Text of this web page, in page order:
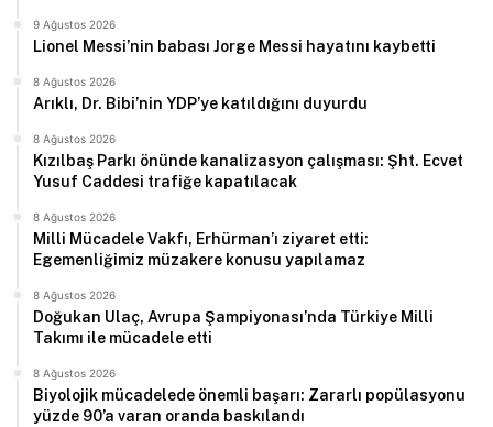
9 Ağustos 2026
Lionel Messi’nin babası Jorge Messi hayatını kaybetti
8 Ağustos 2026
Arıklı, Dr. Bibi’nin YDP’ye katıldığını duyurdu
8 Ağustos 2026
Kızılbaş Parkı önünde kanalizasyon çalışması: Şht. Ecvet
Yusuf Caddesi trafiğe kapatılacak
8 Ağustos 2026
Milli Mücadele Vakfı, Erhürman’ı ziyaret etti:
Egemenliğimiz müzakere konusu yapılamaz
8 Ağustos 2026
Doğukan Ulaç, Avrupa Şampiyonası’nda Türkiye Milli
Takımı ile mücadele etti
8 Ağustos 2026
Biyolojik mücadelede önemli başarı: Zararlı popülasyonu
yüzde 90’a varan oranda baskılandı